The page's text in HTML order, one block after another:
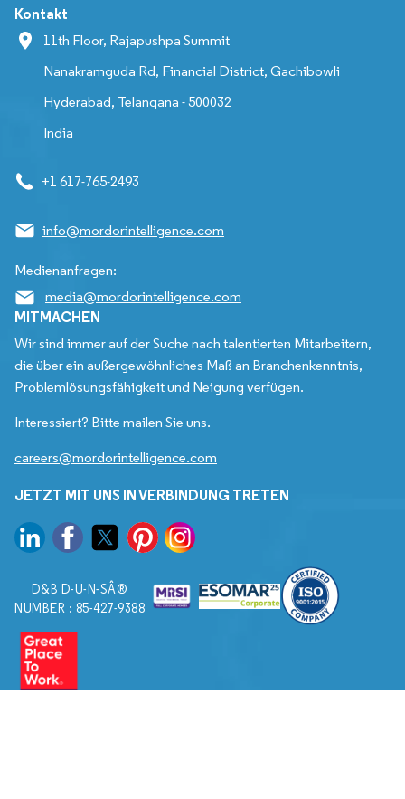
Kontakt
11th Floor, Rajapushpa Summit
Nanakramguda Rd, Financial District, Gachibowli
Hyderabad, Telangana - 500032
India
+1 617-765-2493
info@mordorintelligence.com
Medienanfragen:
media@mordorintelligence.com
MITMACHEN
Wir sind immer auf der Suche nach talentierten Mitarbeitern,
die über ein außergewöhnliches Maß an Branchenkenntnis,
Problemlösungsfähigkeit und Neigung verfügen.
Interessiert? Bitte mailen Sie uns.
careers@mordorintelligence.com
JETZT MIT UNS IN VERBINDUNG TRETEN
D&B D-U-N-SÂ®
NUMBER : 85-427-9388